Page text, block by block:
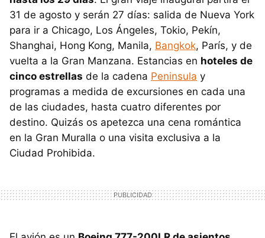
31 de agosto y serán 27 días: salida de Nueva York
para ir a Chicago, Los Ángeles, Tokio, Pekín,
Shanghai, Hong Kong, Manila, Bangkok, París, y de
vuelta a la Gran Manzana. Estancias en hoteles de
cinco estrellas de la cadena Peninsula y
programas a medida de excursiones en cada una
de las ciudades, hasta cuatro diferentes por
destino. Quizás os apetezca una cena romántica
en la Gran Muralla o una visita exclusiva a la
Ciudad Prohibida.